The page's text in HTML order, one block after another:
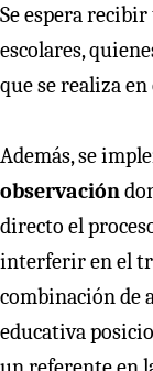
Se espera
escolares,
que se realiza
Además, se
observación
directo el
interferir en el
combinación de
educativa